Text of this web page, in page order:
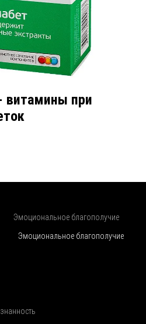
витамины при
Эмоциональное благополучие
Эмоциональное благополучие